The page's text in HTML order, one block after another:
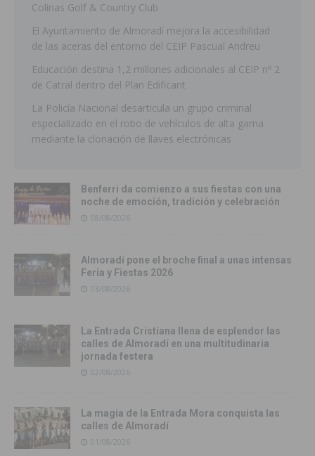
Colinas Golf & Country Club
El Ayuntamiento de Almoradí mejora la accesibilidad
de las aceras del entorno del CEIP Pascual Andreu
Educación destina 1,2 millones adicionales al CEIP nº 2
de Catral dentro del Plan Edificant
La Policía Nacional desarticula un grupo criminal
especializado en el robo de vehículos de alta gama
mediante la clonación de llaves electrónicas
Benferri da comienzo a sus fiestas con una
noche de emoción, tradición y celebración
08/08/2026
Almoradí pone el broche final a unas intensas
Feria y Fiestas 2026
03/08/2026
La Entrada Cristiana llena de esplendor las
calles de Almoradí en una multitudinaria
jornada festera
02/08/2026
La magia de la Entrada Mora conquista las
calles de Almoradí
01/08/2026